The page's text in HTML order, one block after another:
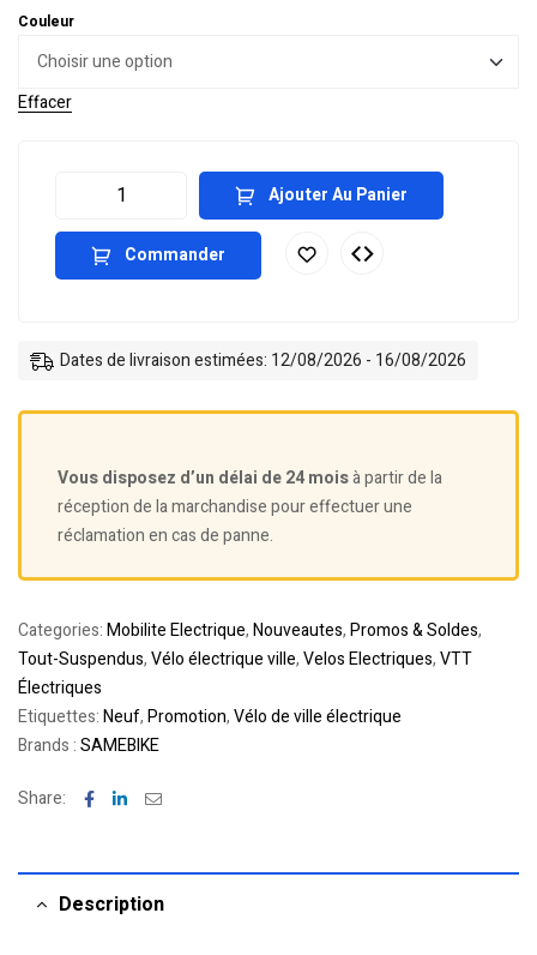
Couleur
Effacer
Ajouter Au Panier
Commander
Dates de livraison estimées: 12/08/2026 - 16/08/2026
Vous disposez d’un délai de 24 moisà partir de la
réception de la marchandise pour effectuer une
réclamation en cas de panne.
Categories:Mobilite Electrique,Nouveautes,Promos & Soldes,
Tout-Suspendus,Vélo électrique ville,Velos Electriques,VTT
Électriques
Etiquettes:Neuf,Promotion,Vélo de ville électrique
Brands :SAMEBIKE
Share: Facebook
LinkedinEmail
Description